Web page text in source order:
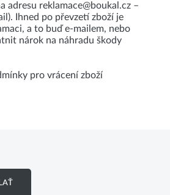
reklamace@boukal.cz –
Ihned po převzetí zboží je
a to buď e-mailem, nebo
nárok na náhradu škody
pro vrácení zboží